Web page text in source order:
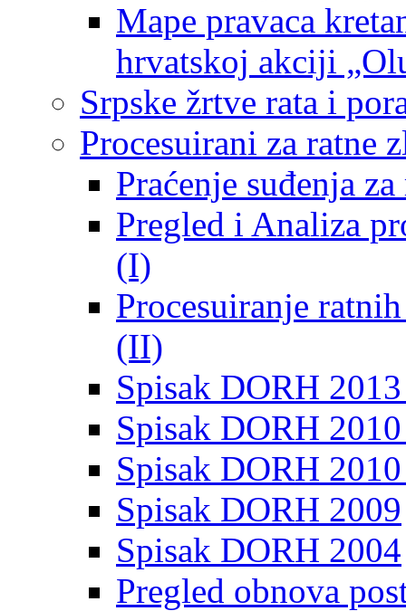
Mape pravaca
hrvatskoj akciji
Srpske žrtve rata i
Procesuirani za ratne
Praćenje suđenja
Pregled i Analiza
(I)
Procesuiranje
(II)
Spisak DORH
Spisak DORH
Spisak DORH
Spisak DORH 2009
Spisak DORH 2004
Pregled obnova